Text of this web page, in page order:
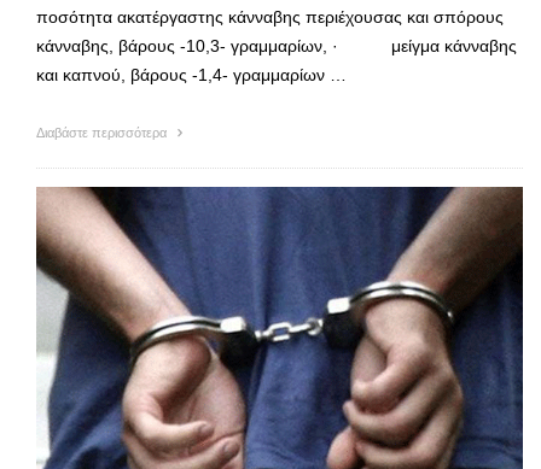
ποσότητα ακατέργαστης κάνναβης περιέχουσας και σπόρους
κάνναβης, βάρους -10,3- γραμμαρίων, · μείγμα κάνναβης
και καπνού, βάρους -1,4- γραμμαρίων …
Διαβάστε περισσότερα